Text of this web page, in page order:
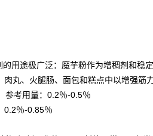
用途极广泛：魔芋粉作为增稠剂和
丸、火腿肠、面包和糕点中以增强
参考用量：0.2％-0.5％
0.2％-0.85％